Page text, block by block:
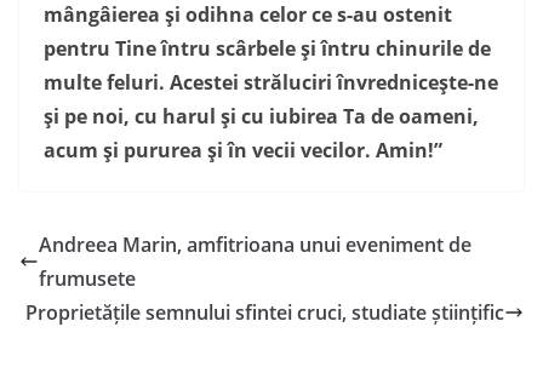
mângâierea şi odihna celor ce s-au ostenit
pentru Tine întru scârbele şi întru chinurile de
multe feluri. Acestei străluciri învredniceşte-ne
şi pe noi, cu harul şi cu iubirea Ta de oameni,
acum şi pururea şi în vecii vecilor. Amin!”
Andreea Marin, amfitrioana unui eveniment de
frumusete
Proprietățile semnului sfintei cruci, studiate științific